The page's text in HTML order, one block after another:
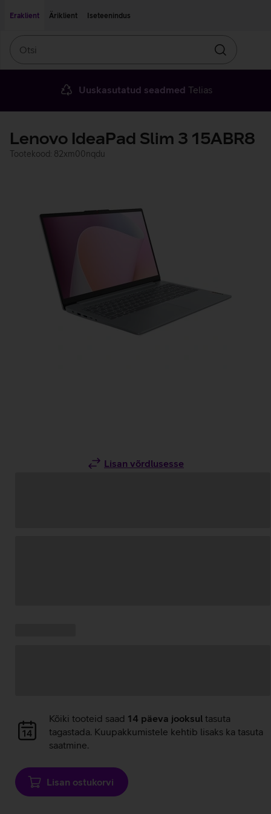
Eraklient
Äriklient Iseteenindus
Otsin
Uuskasutatud seadmed Telias
Lenovo IdeaPad Slim 3 15ABR8
Tootekood: 82xm00nqdu
Lisan võrdlusesse
Andmete
laadimine
Kõiki tooteid saad 14 päeva jooksul tasuta
tagastada. Kuupakkumistele kehtib lisaks ka tasuta
saatmine.
Lisan ostukorvi